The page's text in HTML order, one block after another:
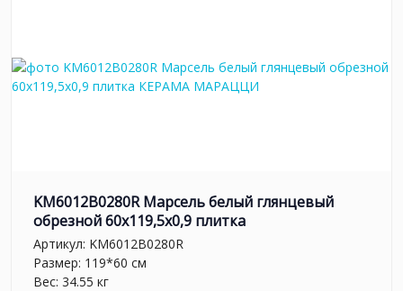
KM6012B0280R Марсель белый глянцевый
обрезной 60x119,5x0,9 плитка
Артикул: KM6012B0280R
Размер: 119*60 см
Вес: 34.55 кг